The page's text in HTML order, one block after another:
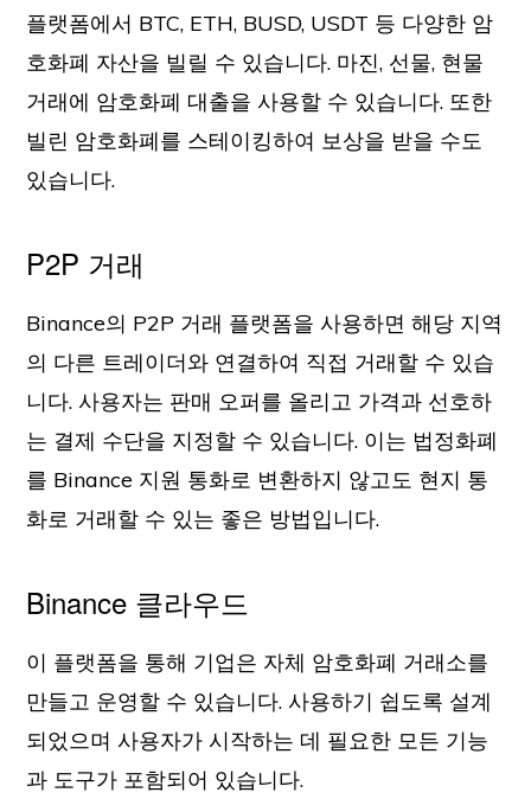
플랫폼에서 BTC, ETH, BUSD, USDT 등 다양한 암
호화폐 자산을 빌릴 수 있습니다. 마진, 선물, 현물
거래에 암호화폐 대출을 사용할 수 있습니다. 또한
빌린 암호화폐를 스테이킹하여 보상을 받을 수도
있습니다.
P2P 거래
Binance의 P2P 거래 플랫폼을 사용하면 해당 지역
의 다른 트레이더와 연결하여 직접 거래할 수 있습
니다. 사용자는 판매 오퍼를 올리고 가격과 선호하
는 결제 수단을 지정할 수 있습니다. 이는 법정화폐
를 Binance 지원 통화로 변환하지 않고도 현지 통
화로 거래할 수 있는 좋은 방법입니다.
Binance 클라우드
이 플랫폼을 통해 기업은 자체 암호화폐 거래소를
만들고 운영할 수 있습니다. 사용하기 쉽도록 설계
되었으며 사용자가 시작하는 데 필요한 모든 기능
과 도구가 포함되어 있습니다.